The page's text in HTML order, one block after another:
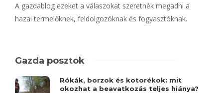
A gazdablog ezeket a válaszokat szeretnék megadni a
hazai termelőknek, feldolgozóknak és fogyasztóknak.
Gazda posztok
Rókák, borzok és kotorékok: mit
okozhat a beavatkozás teljes hiánya?